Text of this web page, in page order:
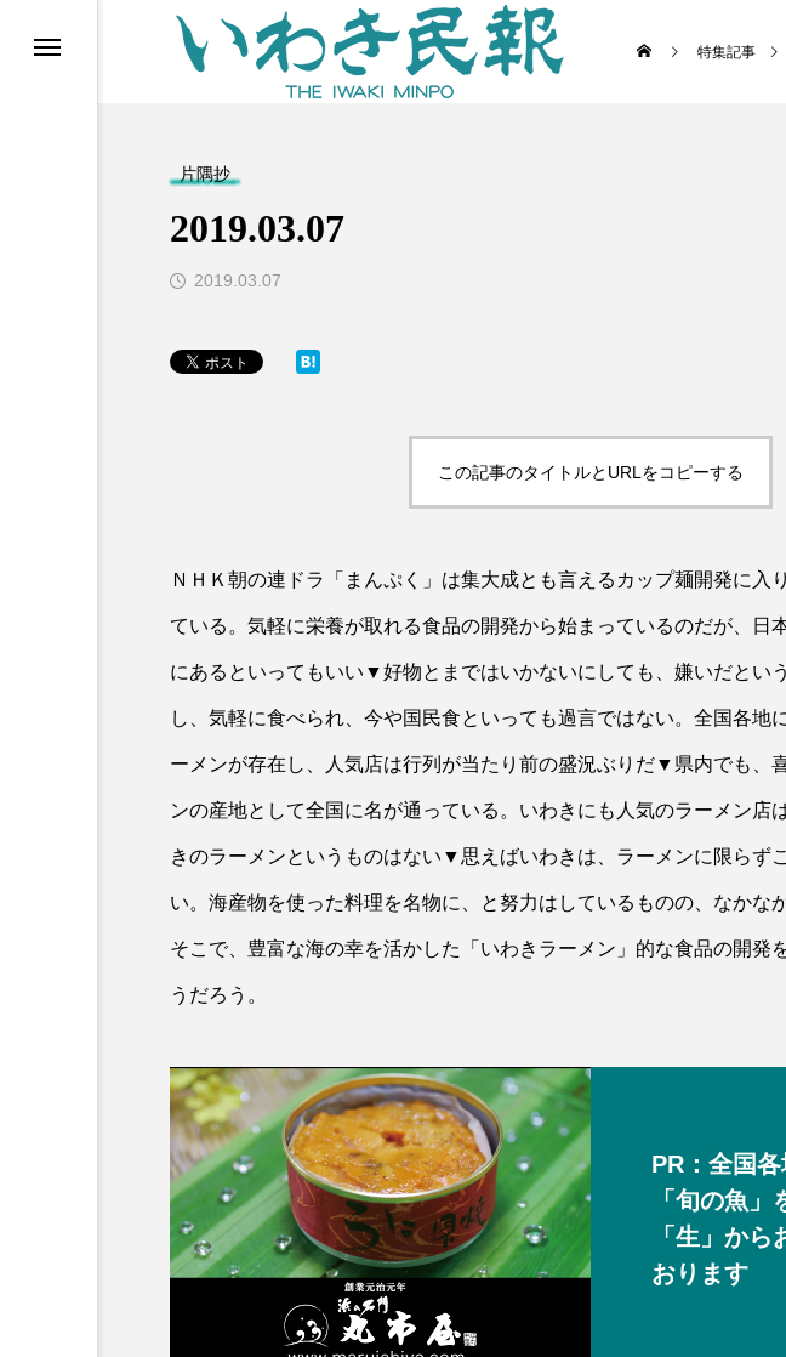
特集記事
片隅抄
2019.03.07
2019.03.07
この記事のタイトルとURLをコピーする
ＮＨＫ朝の連ドラ「まんぷく」は集大成とも言えるカップ麺開発に入
ている。気軽に栄養が取れる食品の開発から始まっているのだが、日
にあるといってもいい▼好物とまではいかないにしても、嫌いだとい
し、気軽に食べられ、今や国民食といっても過言ではない。全国各地
ーメンが存在し、人気店は行列が当たり前の盛況ぶりだ▼県内でも、
ンの産地として全国に名が通っている。いわきにも人気のラーメン店
きのラーメンというものはない▼思えばいわきは、ラーメンに限らず
い。海産物を使った料理を名物に、と努力はしているものの、なかな
そこで、豊富な海の幸を活かした「いわきラーメン」的な食品の開発
うだろう。
PR：全国
「旬の魚
「生」か
おります